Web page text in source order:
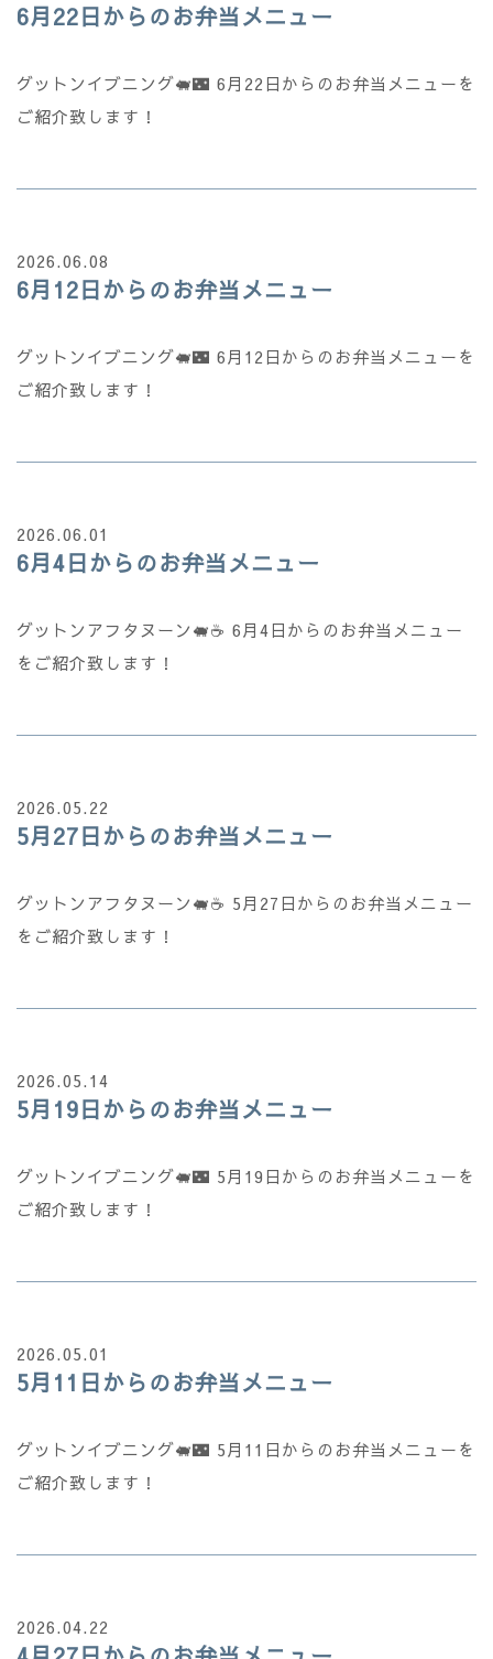
6月22日からのお弁当メニュー
グットンイブニング🐖🌃 6月22日からのお弁当メニューを
ご紹介致します！
2026.06.08
6月12日からのお弁当メニュー
グットンイブニング🐖🌃 6月12日からのお弁当メニューを
ご紹介致します！
2026.06.01
6月4日からのお弁当メニュー
グットンアフタヌーン🐖☕ 6月4日からのお弁当メニュー
をご紹介致します！
2026.05.22
5月27日からのお弁当メニュー
グットンアフタヌーン🐖☕ 5月27日からのお弁当メニュー
をご紹介致します！
2026.05.14
5月19日からのお弁当メニュー
グットンイブニング🐖🌃 5月19日からのお弁当メニューを
ご紹介致します！
2026.05.01
5月11日からのお弁当メニュー
グットンイブニング🐖🌃 5月11日からのお弁当メニューを
ご紹介致します！
2026.04.22